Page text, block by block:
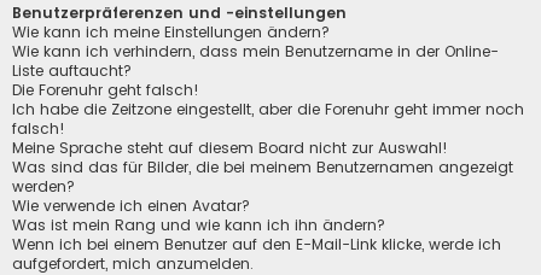
Benutzerpräferenzen und -einstellungen
Wie kann ich meine Einstellungen ändern?
Wie kann ich verhindern, dass mein Benutzername in der Online-
Liste auftaucht?
Die Forenuhr geht falsch!
Ich habe die Zeitzone eingestellt, aber die Forenuhr geht immer noch
falsch!
Meine Sprache steht auf diesem Board nicht zur Auswahl!
Was sind das für Bilder, die bei meinem Benutzernamen angezeigt
werden?
Wie verwende ich einen Avatar?
Was ist mein Rang und wie kann ich ihn ändern?
Wenn ich bei einem Benutzer auf den E-Mail-Link klicke, werde ich
aufgefordert, mich anzumelden.